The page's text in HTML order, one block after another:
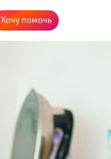
Хочу помочь